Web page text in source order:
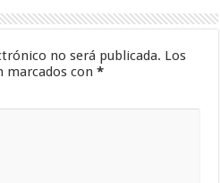
no será publicada. Los
marcados con*